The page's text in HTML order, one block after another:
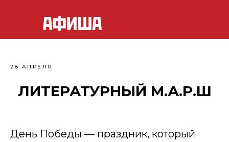
28 АПРЕЛЯ
ЛИТЕРАТУРНЫЙ М.А.Р.Ш
День Победы — праздник, который